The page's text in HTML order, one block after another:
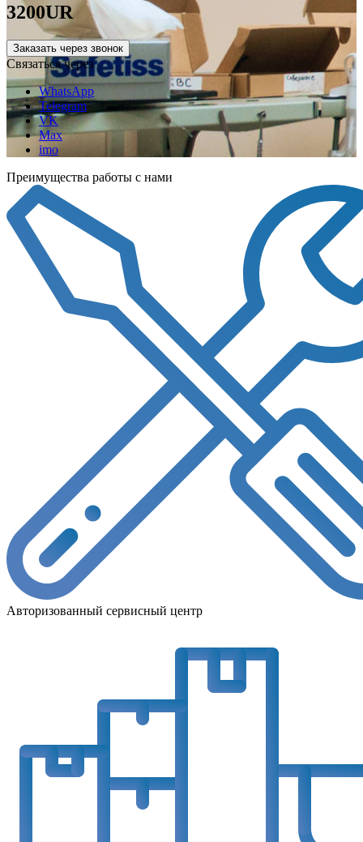
3200UR
Заказать через звонок
Связаться через
WhatsApp
Telegram
VK
Max
imo
Преимущества работы с нами
Авторизованный сервисный центр